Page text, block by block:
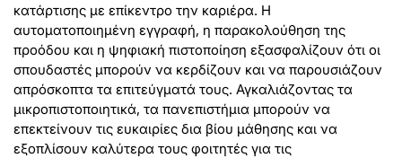
κατάρτισης με επίκεντρο την καριέρα. Η
αυτοματοποιημένη εγγραφή, η παρακολούθηση της
προόδου και η ψηφιακή πιστοποίηση εξασφαλίζουν ότι οι
σπουδαστές μπορούν να κερδίζουν και να παρουσιάζουν
απρόσκοπτα τα επιτεύγματά τους. Αγκαλιάζοντας τα
μικροπιστοποιητικά, τα πανεπιστήμια μπορούν να
επεκτείνουν τις ευκαιρίες δια βίου μάθησης και να
εξοπλίσουν καλύτερα τους φοιτητές για τις